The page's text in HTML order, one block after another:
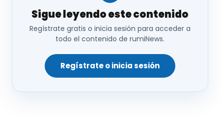
reduciendo las emisiones agrícolas.
La reversión de este impuesto se produce tras
argumentaron que el impuesto era
económicamente oneroso y potencialmente
perjudicial para el sector agrícola,
Sigue leyendo este contenido
Regístrate gratis o inicia sesión para acceder a
todo el contenido de rumiNews.
Regístrate o inicia sesión